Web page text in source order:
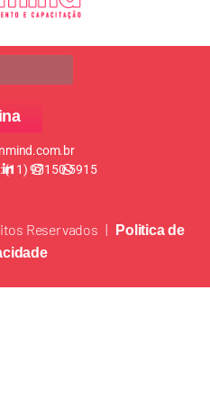
(11) 97150-5915
Reservados |
Politica de